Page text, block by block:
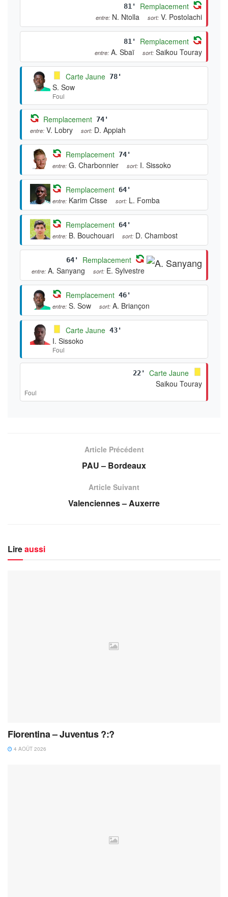
81' Remplacement
entre: N. Ntolla sort: V. Postolachi
81' Remplacement
entre: A. Sbaï sort: Saikou Touray
Carte Jaune 78'
S. Sow
Foul
Remplacement 74'
entre: V. Lobry sort: D. Appiah
Remplacement 74'
entre: G. Charbonnier sort: I. Sissoko
Remplacement 64'
entre: Karim Cisse sort: L. Fomba
Remplacement 64'
entre: B. Bouchouari sort: D. Chambost
64' Remplacement
entre: A. Sanyang sort: E. Sylvestre
Remplacement 46'
entre: S. Sow sort: A. Briançon
Carte Jaune 43'
I. Sissoko
Foul
22'
Carte Jaune
Saikou Touray
Foul
Article Précédent
PAU – Bordeaux
Article Suivant
Valenciennes – Auxerre
Lireaussi
Fiorentina – Juventus ?:?
4 AOÛT 2026